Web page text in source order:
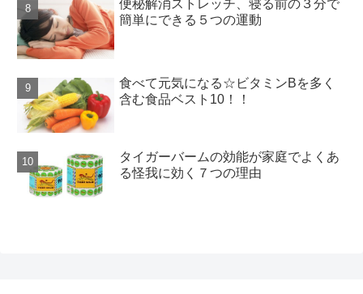
便秘解消ストレッチ、寝る前の３分で
簡単にできる５つの運動
食べて元気になる☆ビタミンBを多く
含む食品ベスト10！！
タイガーバームの効能が家庭でよくあ
る怪我に効く７つの理由